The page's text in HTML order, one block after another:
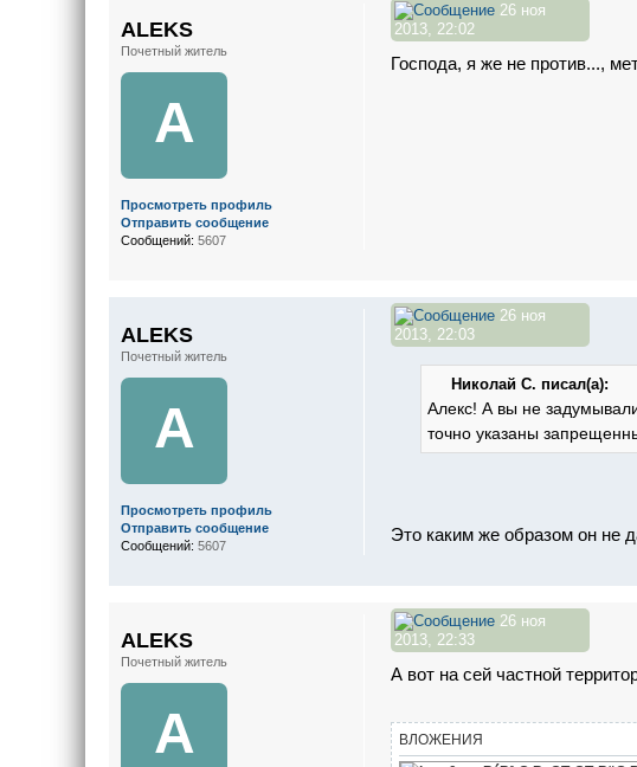
26 ноя
2013, 22:02
Господа, я же не против...,
ALEKS
Почетный житель
A
Просмотреть профиль
Отправить сообщение
Сообщений: 5607
26 ноя
2013, 22:03
Николай С. писал(а):
Алекс! А вы не
точно указаны
Это каким же образом он не
ALEKS
Почетный житель
A
Просмотреть профиль
Отправить сообщение
Сообщений: 5607
26 ноя
2013, 22:33
А вот на сей частной
ВЛОЖЕНИЯ
ALEKS
Почетный житель
A